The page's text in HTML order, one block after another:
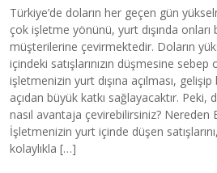
Türkiye’de doların her geçen gün
çok işletme yönünü, yurt dışında
müşterilerine çevirmektedir. Doların
içindeki satışlarınızın düşmesine sebep
işletmenizin yurt dışına açılması,
açıdan büyük katkı sağlayacaktır. Peki,
nasıl avantaja çevirebilirsiniz? Nereden
İşletmenizin yurt içinde düşen
kolaylıkla […]